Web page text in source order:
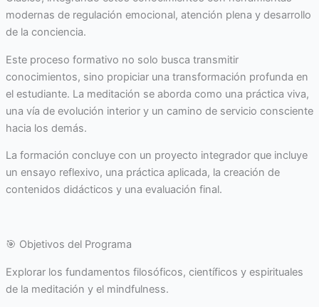
modernas de regulación emocional, atención plena y desarrollo
de la conciencia.
Este proceso formativo no solo busca transmitir
conocimientos, sino propiciar una transformación profunda en
el estudiante. La meditación se aborda como una práctica viva,
una vía de evolución interior y un camino de servicio consciente
hacia los demás.
La formación concluye con un proyecto integrador que incluye
un ensayo reflexivo, una práctica aplicada, la creación de
contenidos didácticos y una evaluación final.
🎯 Objetivos del Programa
Explorar los fundamentos filosóficos, científicos y espirituales
de la meditación y el mindfulness.